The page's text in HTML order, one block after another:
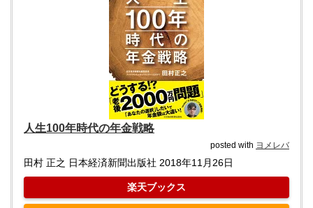
人生100年時代の年金戦略
posted with ヨメレバ
田村 正之 日本経済新聞出版社 2018年11月26日
楽天ブックス